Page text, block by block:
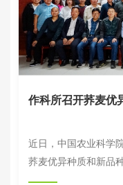
作科所召开荞麦优
近日，中国农业科学
荞麦优异种质和新品
质创新与品种选育进